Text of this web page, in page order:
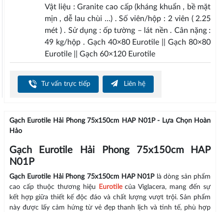
Vật liệu : Granite cao cấp (kháng khuẩn , bề mặt
mịn , dễ lau chùi …) . Số vỉên/hộp : 2 vỉên ( 2.25
mét ) . Sử dụng : ốp tường – lát nền . Cân nặng :
49 kg/hộp . Gạch 40×80 Eurotile || Gạch 80×80
Eurotile || Gạch 60×120 Eurotile
Tư vấn trực tiếp Liên hệ
Gạch Eurotile Hải Phong 75x150cm HAP N01P - Lựa Chọn Hoàn
Hảo
Gạch Eurotile Hải Phong 75x150cm HAP
N01P
Gạch Eurotile Hải Phong 75x150cm HAP N01P là dòng sản phẩm
cao cấp thuộc thương hiệu
Eurotilecủa Viglacera, mang đến sự
kết hợp giữa thiết kế độc đáo và chất lượng vượt trội. Sản phẩm
này được lấy cảm hứng từ vẻ đẹp thanh lịch và tinh tế, phù hợp